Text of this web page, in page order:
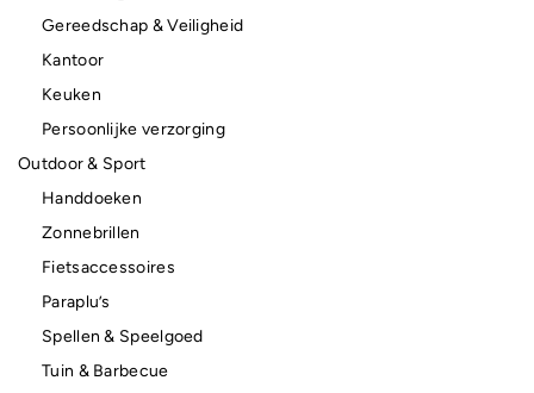
Gereedschap & Veiligheid
Kantoor
Keuken
Persoonlijke verzorging
Outdoor & Sport
Handdoeken
Zonnebrillen
Fietsaccessoires
Paraplu’s
Spellen & Speelgoed
Tuin & Barbecue